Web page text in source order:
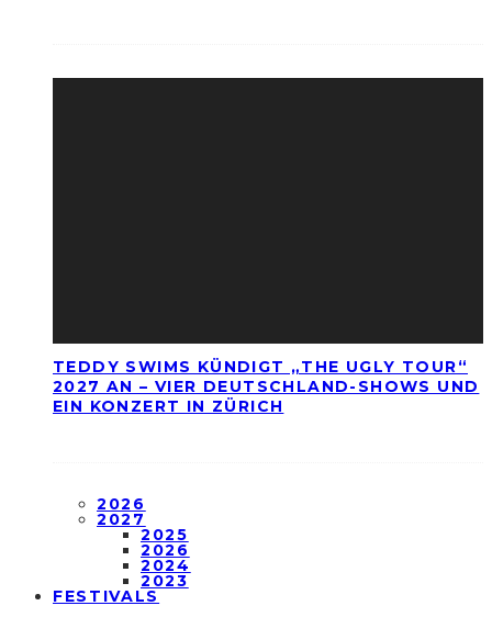
TEDDY SWIMS KÜNDIGT „THE UGLY TOUR“
2027 AN – VIER DEUTSCHLAND-SHOWS UND
EIN KONZERT IN ZÜRICH
2026
2027
2025
2026
2024
2023
FESTIVALS